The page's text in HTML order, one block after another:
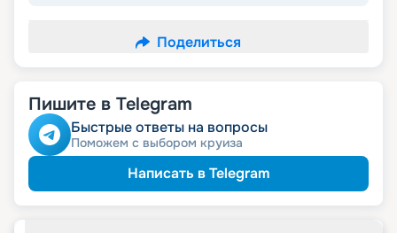
Поделиться
Пишите в Telegram
Быстрые ответы на вопросы
Поможем с выбором круиза
Написать в Telegram